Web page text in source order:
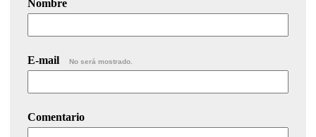
Nombre
E-mail No será mostrado.
Comentario